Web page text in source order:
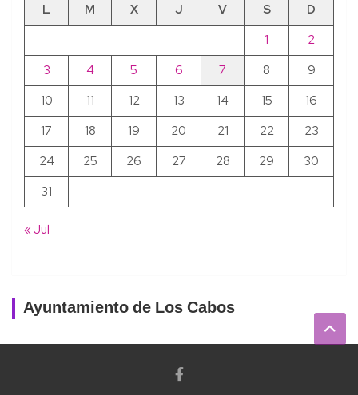
L
M X J V S
D
1
2
3
4 5 6 7 8
9
10
11 12 13 14 15
16
17
18 19 20 21 22
23
24
25 26 27 28 29
30
31
« Jul
Ayuntamiento de Los Cabos